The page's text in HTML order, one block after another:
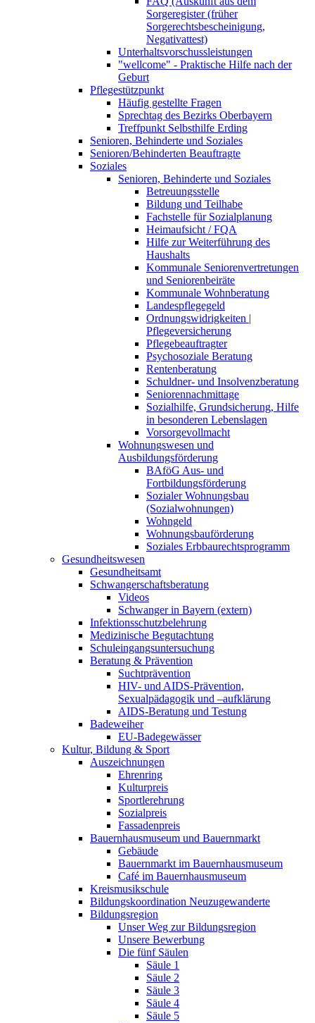
Sorgeregister (früher
Sorgerechtsbescheinigung,
Negativattest)
Unterhaltsvorschussleistungen
"wellcome" - Praktische Hilfe nach der
Geburt
Pflegestützpunkt
Häufig gestellte Fragen
Sprechtag des Bezirks Oberbayern
Treffpunkt Selbsthilfe Erding
Senioren, Behinderte und Soziales
Senioren/Behinderten Beauftragte
Soziales
Senioren, Behinderte und Soziales
Betreuungsstelle
Bildung und Teilhabe
Fachstelle für Sozialplanung
Heimaufsicht / FQA
Hilfe zur Weiterführung des
Haushalts
Kommunale Seniorenvertretungen
und Seniorenbeiräte
Kommunale Wohnberatung
Landespflegegeld
Ordnungswidrigkeiten |
Pflegeversicherung
Pflegebeauftragter
Psychosoziale Beratung
Rentenberatung
Schuldner- und Insolvenzberatung
Seniorennachmittage
Sozialhilfe, Grundsicherung, Hilfe
in besonderen Lebenslagen
Vorsorgevollmacht
Wohnungswesen und
Ausbildungsförderung
BAföG Aus- und
Fortbildungsförderung
Sozialer Wohnungsbau
(Sozialwohnungen)
Wohngeld
Wohnungsbauförderung
Soziales Erbbaurechtsprogramm
Gesundheitswesen
Gesundheitsamt
Schwangerschaftsberatung
Videos
Schwanger in Bayern (extern)
Infektionsschutzbelehrung
Medizinische Begutachtung
Schuleingangsuntersuchung
Beratung & Prävention
Suchtprävention
HIV- und AIDS-Prävention,
Sexualpädagogik und –aufklärung
AIDS-Beratung und Testung
Badeweiher
EU-Badegewässer
Kultur, Bildung & Sport
Auszeichnungen
Ehrenring
Kulturpreis
Sportlerehrung
Sozialpreis
Fassadenpreis
Bauernhausmuseum und Bauernmarkt
Gebäude
Bauernmarkt im Bauernhausmuseum
Café im Bauernhausmuseum
Kreismusikschule
Bildungskoordination Neuzugewanderte
Bildungsregion
Unser Weg zur Bildungsregion
Unsere Bewerbung
Die fünf Säulen
Säule 1
Säule 2
Säule 3
Säule 4
Säule 5